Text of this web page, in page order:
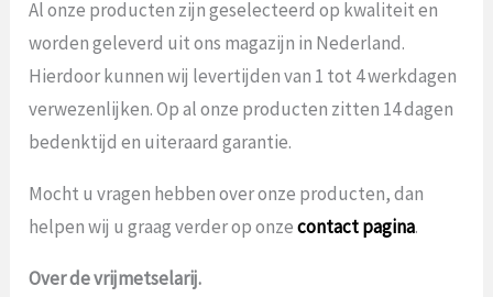
Al onze producten zijn geselecteerd op kwaliteit en
worden geleverd uit ons magazijn in Nederland.
Hierdoor kunnen wij levertijden van 1 tot 4 werkdagen
verwezenlijken. Op al onze producten zitten 14 dagen
bedenktijd en uiteraard garantie.
Mocht u vragen hebben over onze producten, dan
helpen wij u graag verder op onzecontact pagina.
Over de vrijmetselarij.